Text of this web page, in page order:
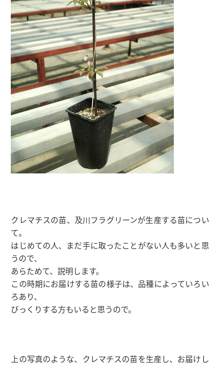
クレマチスの苗、及川フラグリーンが生産する苗につい
て。
はじめての人、まだ手に取ったことがない人も多いと思
うので、
あらためて、説明します。
この時期にお届けする苗の様子は、品種によっていろい
ろあり、
びっくりする方もいると思うので。
上の写真のような、クレマチスの苗を生産し、お届けし